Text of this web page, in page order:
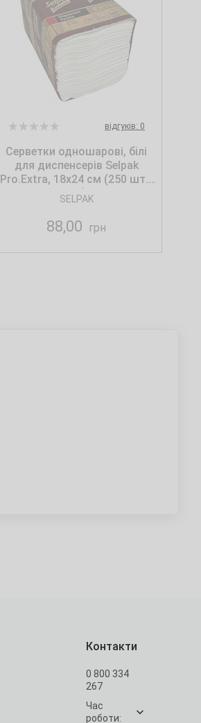
відгуків: 0
Серветки одношарові, білі
для диспенсерів Selpak
Pro.Extra, 18х24 см (250 шт./
уп.)
SELPAK
88,00 грн
Контакти
0 800 334
267
Час
роботи: